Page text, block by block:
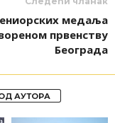
медаља
првенству
Београда
АУТОРА